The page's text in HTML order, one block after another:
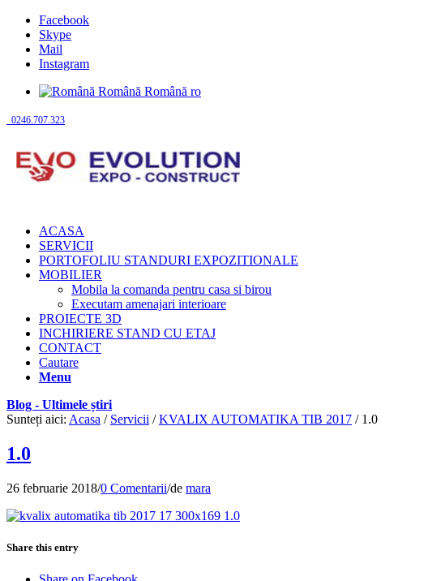
Facebook
Skype
Mail
Instagram
Română Română ro
0246.707.323
ACASA
SERVICII
PORTOFOLIU STANDURI EXPOZITIONALE
MOBILIER
Mobila la comanda pentru casa si birou
Executam amenajari interioare
PROIECTE 3D
INCHIRIERE STAND CU ETAJ
CONTACT
Cautare
Menu
Blog - Ultimele știri
Sunteți aici: Acasa / Servicii / KVALIX AUTOMATIKA TIB 2017 / 1.0
1.0
26 februarie 2018/0 Comentarii/de mara
Share this entry